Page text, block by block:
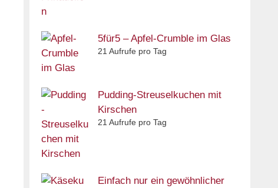
5für5 – Apfel-Crumble im Glas
21 Aufrufe pro Tag
Pudding-Streuselkuchen mit
Kirschen
21 Aufrufe pro Tag
Einfach nur ein gewöhnlicher